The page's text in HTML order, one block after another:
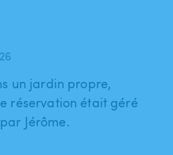
un jardin propre,
réservation était géré
Jérôme.